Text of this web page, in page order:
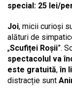
special: 25 lei/
Joi, micii curioși
alături de
„Scufiței Roșii”.
spectacolul va
este gratuită,în
distracție sunt